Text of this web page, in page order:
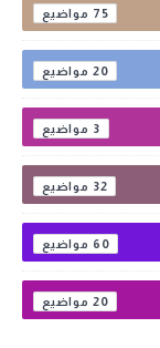
75
20
3
32
60
20